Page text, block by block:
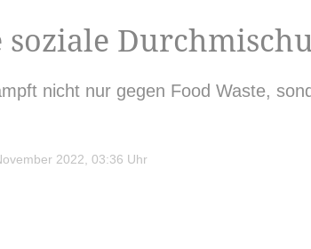
nicht nur gegen Food Waste,
2022, 03:36 Uhr